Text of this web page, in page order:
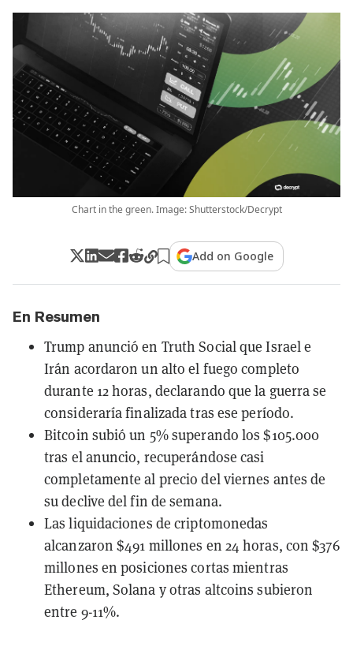
Chart in the green. Image: Shutterstock/Decrypt
Add on Google
En Resumen
Trump anunció en Truth Social que Israel e
Irán acordaron un alto el fuego completo
durante 12 horas, declarando que la guerra se
consideraría finalizada tras ese período.
Bitcoin subió un 5% superando los $105.000
tras el anuncio, recuperándose casi
completamente al precio del viernes antes de
su declive del fin de semana.
Las liquidaciones de criptomonedas
alcanzaron $491 millones en 24 horas, con $376
millones en posiciones cortas mientras
Ethereum, Solana y otras altcoins subieron
entre 9-11%.